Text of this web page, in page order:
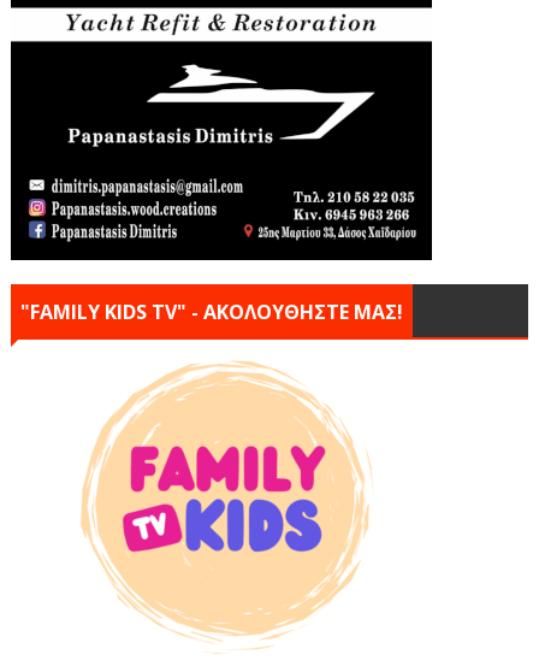
"FAMILY KIDS TV" - ΑΚΟΛΟΥΘΗΣΤΕ ΜΑΣ!